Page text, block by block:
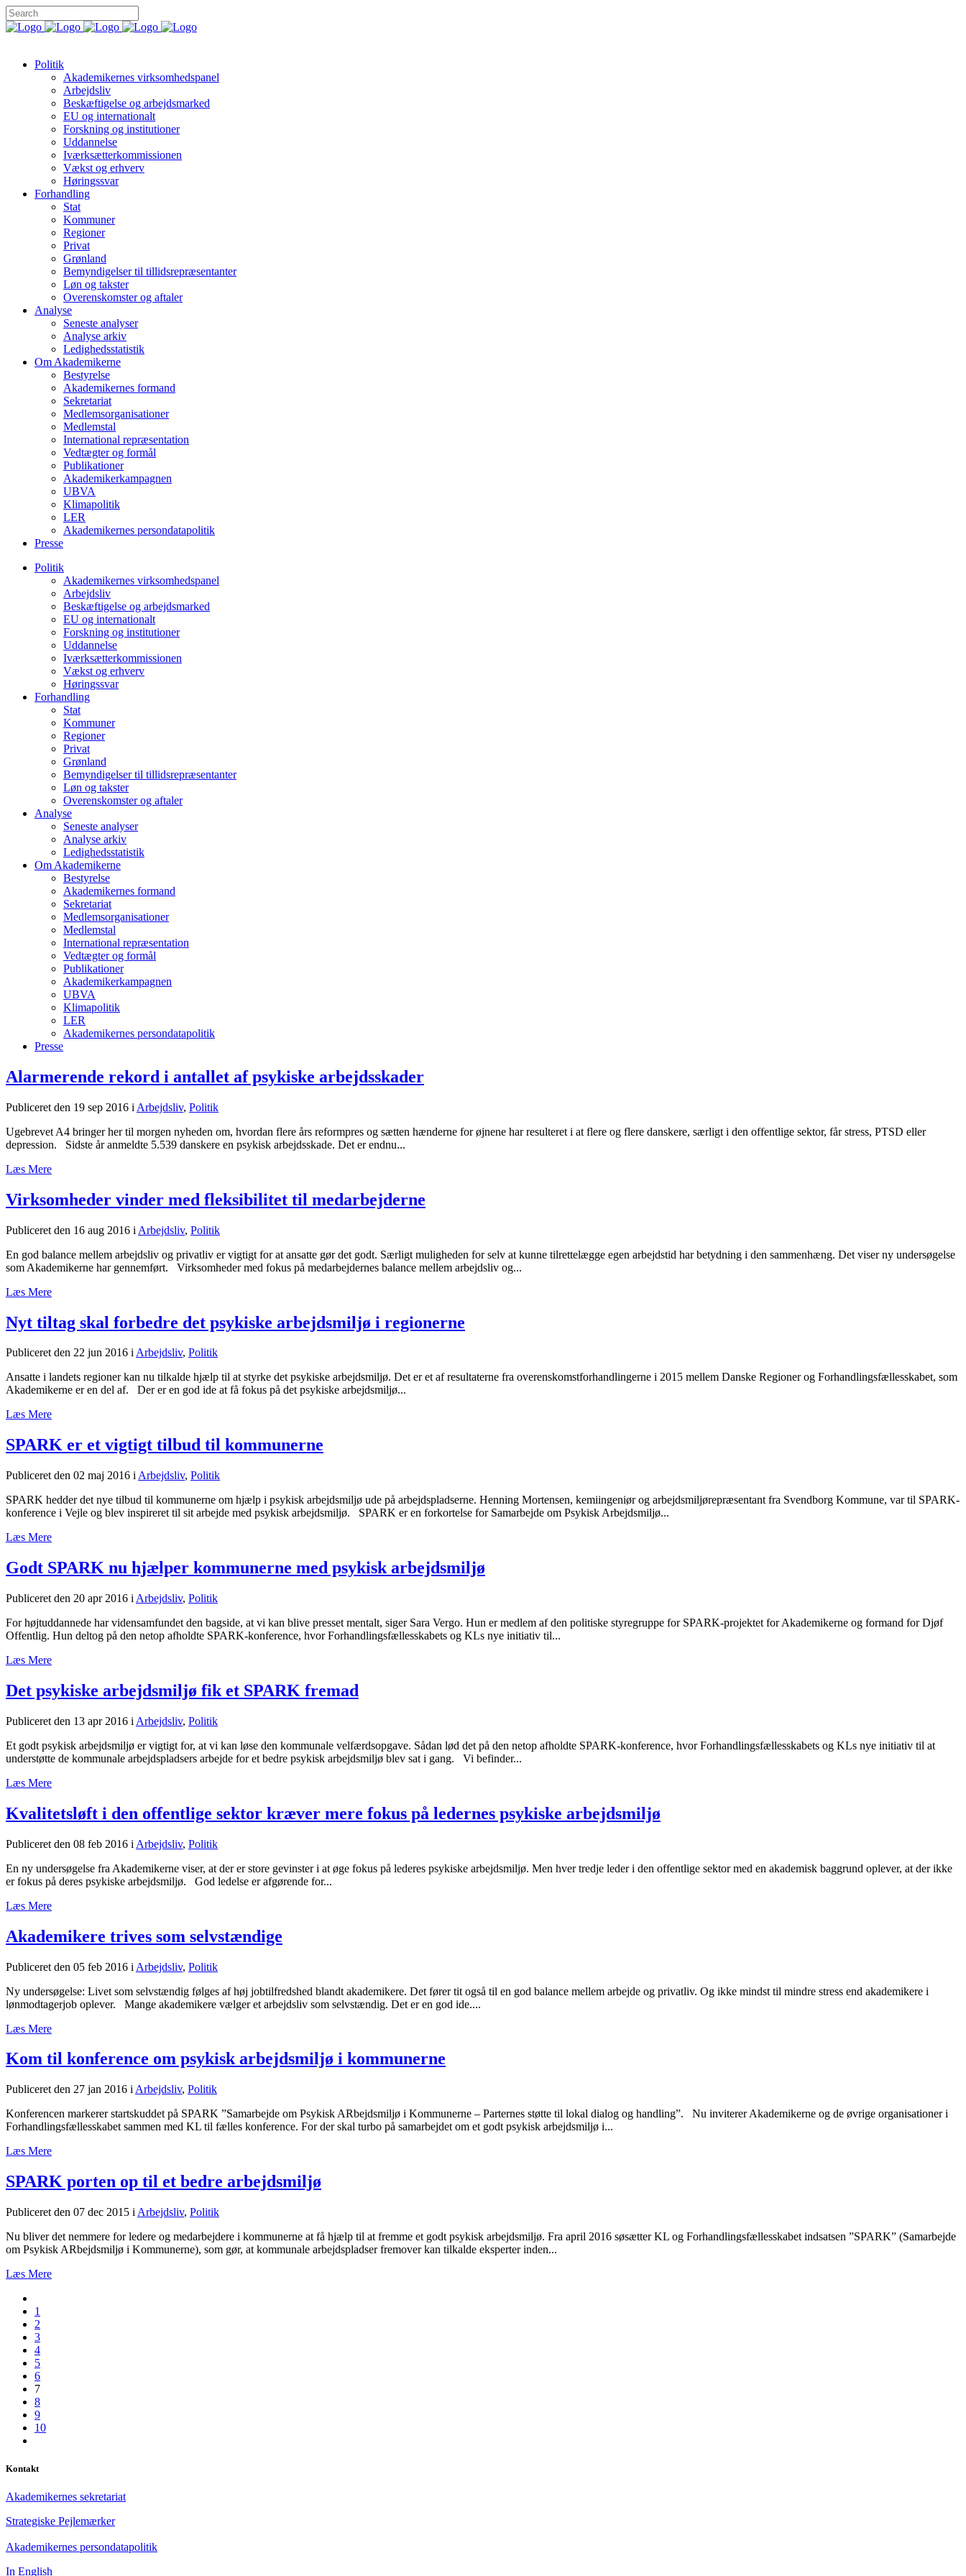
Politik
Akademikernes virksomhedspanel
Arbejdsliv
Beskæftigelse og arbejdsmarked
EU og internationalt
Forskning og institutioner
Uddannelse
Iværksætterkommissionen
Vækst og erhverv
Høringssvar
Forhandling
Stat
Kommuner
Regioner
Privat
Grønland
Bemyndigelser til tillidsrepræsentanter
Løn og takster
Overenskomster og aftaler
Analyse
Seneste analyser
Analyse arkiv
Ledighedsstatistik
Om Akademikerne
Bestyrelse
Akademikernes formand
Sekretariat
Medlemsorganisationer
Medlemstal
International repræsentation
Vedtægter og formål
Publikationer
Akademikerkampagnen
UBVA
Klimapolitik
LER
Akademikernes persondatapolitik
Presse
Politik
Akademikernes virksomhedspanel
Arbejdsliv
Beskæftigelse og arbejdsmarked
EU og internationalt
Forskning og institutioner
Uddannelse
Iværksætterkommissionen
Vækst og erhverv
Høringssvar
Forhandling
Stat
Kommuner
Regioner
Privat
Grønland
Bemyndigelser til tillidsrepræsentanter
Løn og takster
Overenskomster og aftaler
Analyse
Seneste analyser
Analyse arkiv
Ledighedsstatistik
Om Akademikerne
Bestyrelse
Akademikernes formand
Sekretariat
Medlemsorganisationer
Medlemstal
International repræsentation
Vedtægter og formål
Publikationer
Akademikerkampagnen
UBVA
Klimapolitik
LER
Akademikernes persondatapolitik
Presse
Alarmerende rekord i antallet af psykiske arbejdsskader
Publiceret den 19 sep 2016 i Arbejdsliv, Politik
Ugebrevet A4 bringer her til morgen nyheden om, hvordan flere års reformpres og sætten hænderne for øjnene har resulteret i at flere og flere danskere, særligt i den offentlige sektor, får stress, PTSD eller
depression. Sidste år anmeldte 5.539 danskere en psykisk arbejdsskade. Det er endnu...
Læs Mere
Virksomheder vinder med fleksibilitet til medarbejderne
Publiceret den 16 aug 2016 i Arbejdsliv, Politik
En god balance mellem arbejdsliv og privatliv er vigtigt for at ansatte gør det godt. Særligt muligheden for selv at kunne tilrettelægge egen arbejdstid har betydning i den sammenhæng. Det viser ny undersøgelse
som Akademikerne har gennemført. Virksomheder med fokus på medarbejdernes balance mellem arbejdsliv og...
Læs Mere
Nyt tiltag skal forbedre det psykiske arbejdsmiljø i regionerne
Publiceret den 22 jun 2016 iArbejdsliv, Politik
Ansatte i landets regioner kan nu tilkalde hjælp til at styrke det psykiske arbejdsmiljø. Det er et af resultaterne fra overenskomstforhandlingerne i 2015 mellem Danske Regioner og Forhandlingsfællesskabet, som
Akademikerne er en del af. Der er en god ide at få fokus på det psykiske arbejdsmiljø...
Læs Mere
SPARK er et vigtigt tilbud til kommunerne
Publiceret den 02 maj 2016 i Arbejdsliv, Politik
SPARK hedder det nye tilbud til kommunerne om hjælp i psykisk arbejdsmiljø ude på arbejdspladserne. Henning Mortensen, kemiingeniør og arbejdsmiljørepræsentant fra Svendborg Kommune, var til SPARK-
konference i Vejle og blev inspireret til sit arbejde med psykisk arbejdsmiljø. SPARK er en forkortelse for Samarbejde om Psykisk Arbejdsmiljø...
Læs Mere
Godt SPARK nu hjælper kommunerne med psykisk arbejdsmiljø
Publiceret den 20 apr 2016 i Arbejdsliv, Politik
For højtuddannede har vidensamfundet den bagside, at vi kan blive presset mentalt, siger Sara Vergo. Hun er medlem af den politiske styregruppe for SPARK-projektet for Akademikerne og formand for Djøf
Offentlig. Hun deltog på den netop afholdte SPARK-konference, hvor Forhandlingsfællesskabets og KLs nye initiativ til...
Læs Mere
Det psykiske arbejdsmiljø fik et SPARK fremad
Publiceret den 13 apr 2016 i Arbejdsliv, Politik
Et godt psykisk arbejdsmiljø er vigtigt for, at vi kan løse den kommunale velfærdsopgave. Sådan lød det på den netop afholdte SPARK-konference, hvor Forhandlingsfællesskabets og KLs nye initiativ til at
understøtte de kommunale arbejdspladsers arbejde for et bedre psykisk arbejdsmiljø blev sat i gang. Vi befinder...
Læs Mere
Kvalitetsløft i den offentlige sektor kræver mere fokus på ledernes psykiske arbejdsmiljø
Publiceret den 08 feb 2016 i Arbejdsliv, Politik
En ny undersøgelse fra Akademikerne viser, at der er store gevinster i at øge fokus på lederes psykiske arbejdsmiljø. Men hver tredje leder i den offentlige sektor med en akademisk baggrund oplever, at der ikke
er fokus på deres psykiske arbejdsmiljø. God ledelse er afgørende for...
Læs Mere
Akademikere trives som selvstændige
Publiceret den 05 feb 2016 i Arbejdsliv, Politik
Ny undersøgelse: Livet som selvstændig følges af høj jobtilfredshed blandt akademikere. Det fører tit også til en god balance mellem arbejde og privatliv. Og ikke mindst til mindre stress end akademikere i
lønmodtagerjob oplever. Mange akademikere vælger et arbejdsliv som selvstændig. Det er en god ide....
Læs Mere
Kom til konference om psykisk arbejdsmiljø i kommunerne
Publiceret den 27 jan 2016 i Arbejdsliv, Politik
Konferencen markerer startskuddet på SPARK ”Samarbejde om Psykisk ARbejdsmiljø i Kommunerne – Parternes støtte til lokal dialog og handling”. Nu inviterer Akademikerne og de øvrige organisationer i
Forhandlingsfællesskabet sammen med KL til fælles konference. For der skal turbo på samarbejdet om et godt psykisk arbejdsmiljø i...
Læs Mere
SPARK porten op til et bedre arbejdsmiljø
Publiceret den 07 dec 2015 i Arbejdsliv, Politik
Nu bliver det nemmere for ledere og medarbejdere i kommunerne at få hjælp til at fremme et godt psykisk arbejdsmiljø. Fra april 2016 søsætter KL og Forhandlingsfællesskabet indsatsen ”SPARK” (Samarbejde
om Psykisk ARbejdsmiljø i Kommunerne), som gør, at kommunale arbejdspladser fremover kan tilkalde eksperter inden...
Læs Mere
1
2
3
4
5
6
7
8
9
10
Kontakt
Akademikernes sekretariat
Strategiske Pejlemærker
Akademikernes persondatapolitik
In English